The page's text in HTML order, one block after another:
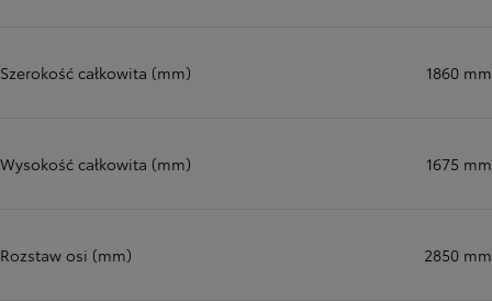
Szerokość całkowita (mm) 1860 mm
Wysokość całkowita (mm) 1675 mm
Rozstaw osi (mm) 2850 mm